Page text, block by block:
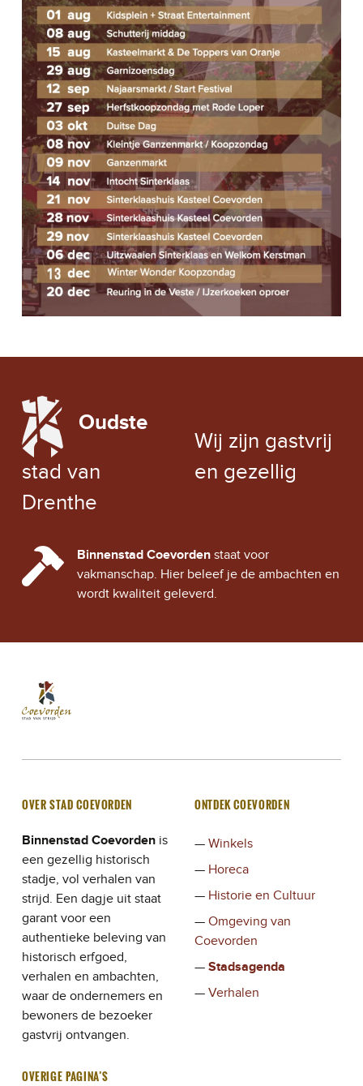
LOCAL WEATHER
Oudste
stad van
Drenthe
Wij zijn gastvrij
en gezellig
CINDY CITY HALL Binnenstad Coevordenstaat voor
vakmanschap. Hier beleef je de ambachten en
wordt kwaliteit geleverd.
Stad Coevorden
STAD VAN STRIJD
OVER STAD COEVORDEN
Binnenstad Coevordenis
een gezellig historisch
stadje, vol verhalen van
strijd. Een dagje uit staat
garant voor een
authentieke beleving van
historisch erfgoed,
verhalen en ambachten,
waar de ondernemers en
bewoners de bezoeker
gastvrij ontvangen.
ONTDEK COEVORDEN
Winkels
Horeca
Historie en Cultuur
Omgeving van
Coevorden
Stadsagenda
Verhalen
OVERIGE PAGINA’S